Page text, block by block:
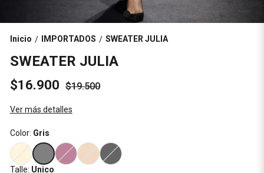
Inicio / IMPORTADOS / SWEATER JULIA
SWEATER JULIA
$16.900 $19.500
Ver más detalles
Color: Gris
Talle: Unico